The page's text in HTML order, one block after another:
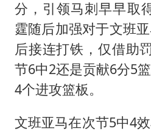
分，引领马刺早早取
霆随后加强对于文班
后接连打铁，仅借助
节6中2还是贡献6分5
4个进攻篮板。
文班亚马在次节5中4